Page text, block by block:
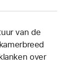
van de
over